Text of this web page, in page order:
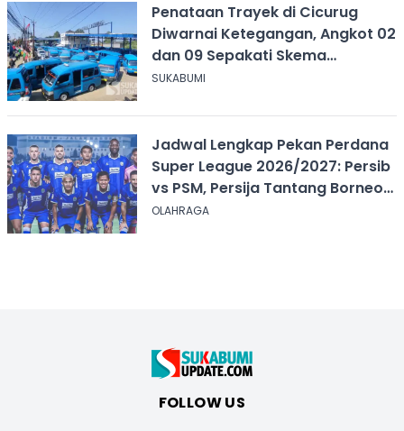
Penataan Trayek di Cicurug
Diwarnai Ketegangan, Angkot 02
dan 09 Sepakati Skema
Sementara
SUKABUMI
Jadwal Lengkap Pekan Perdana
Super League 2026/2027: Persib
vs PSM, Persija Tantang Borneo
FC
OLAHRAGA
FOLLOW US